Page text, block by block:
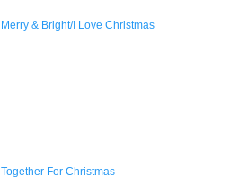
Merry & Bright/I Love Christmas
Together For Christmas